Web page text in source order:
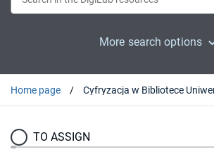
More search options
Home page
TO ASSIGN